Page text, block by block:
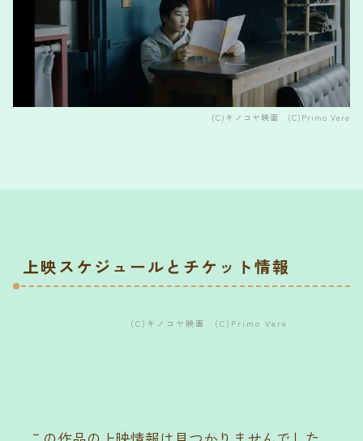
(C)キノコヤ映画 (C)Primo Vere
上映スケジュールとチケット情報
(C)キノコヤ映画 (C)Primo Vere